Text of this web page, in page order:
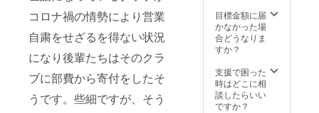
コロナ禍の情勢により営業
自粛をせざるを得ない状況
になり後輩たちはそのクラ
ブに部費から寄付をしたそ
うです。些細ですが、そう
目標金額に届
かなかった場
合どうなりま
すか？
支援で困った
時はどこに相
談したらいい
ですか？